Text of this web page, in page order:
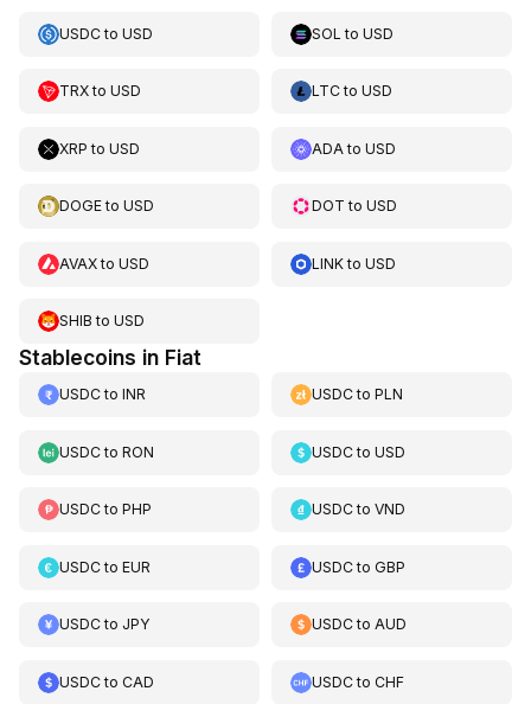
USDCto USD SOL toUSD
TRXto USD LTCtoUSD
XRP to USD ADA toUSD
DOGEto USD DOT toUSD
AVAXto USD LINKtoUSD
SHIB to USD
Stablecoins in Fiat
USDCto INR USDCtoPLN
USDCto RON USDCtoUSD
USDCto PHP USDCtoVND
USDCto EUR USDCtoGBP
USDCto JPY USDCtoAUD
USDCto CAD USDCtoCHF